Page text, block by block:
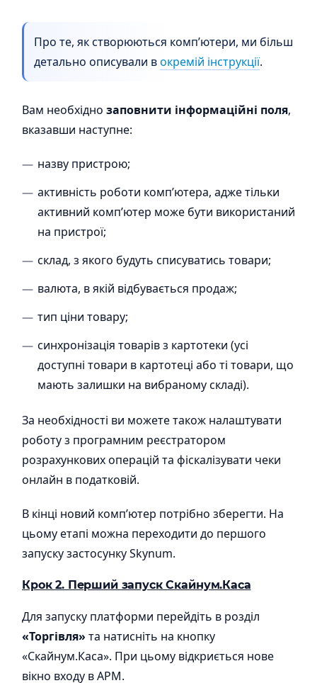
Про те, як створюються комп’ютери, ми більш
детально описували вокремій інструкції.
Вам необхідно заповнити інформаційні поля,
вказавши наступне:
назву пристрою;
активність роботи комп’ютера, адже тільки
активний комп’ютер може бути використаний
на пристрої;
склад, з якого будуть списуватись товари;
валюта, в якій відбувається продаж;
тип ціни товару;
синхронізація товарів з картотеки (усі
доступні товари в картотеці або ті товари, що
мають залишки на вибраному складі).
За необхідності ви можете також налаштувати
роботу з програмним реєстратором
розрахункових операцій та фіскалізувати чеки
онлайн в податковій.
В кінці новий комп’ютер потрібно зберегти. На
цьому етапі можна переходити до першого
запуску застосунку Skynum.
Крок 2. Перший запуск Скайнум.Каса
Для запуску платформи перейдіть в розділ
«Торгівля» та натисніть на кнопку
«Скайнум.Каса». При цьому відкриється нове
вікно входу в АРМ.